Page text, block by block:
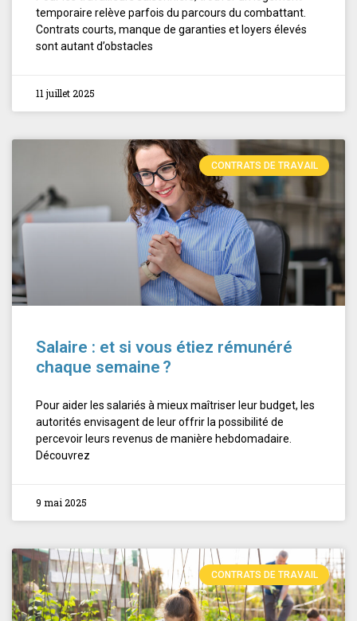
temporaire relève parfois du parcours du combattant.
Contrats courts, manque de garanties et loyers élevés
sont autant d’obstacles
11 juillet 2025
CONTRATS DE TRAVAIL
Salaire : et si vous étiez rémunéré
chaque semaine ?
Pour aider les salariés à mieux maîtriser leur budget, les
autorités envisagent de leur offrir la possibilité de
percevoir leurs revenus de manière hebdomadaire.
Découvrez
9 mai 2025
CONTRATS DE TRAVAIL